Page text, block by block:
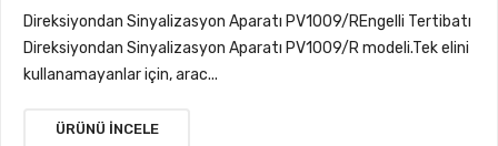
Direksiyondan Sinyalizasyon Aparatı PV1009/REngelli Tertibatı
Direksiyondan Sinyalizasyon Aparatı PV1009/R modeli.Tek elini
kullanamayanlar için, arac...
ÜRÜNÜ İNCELE